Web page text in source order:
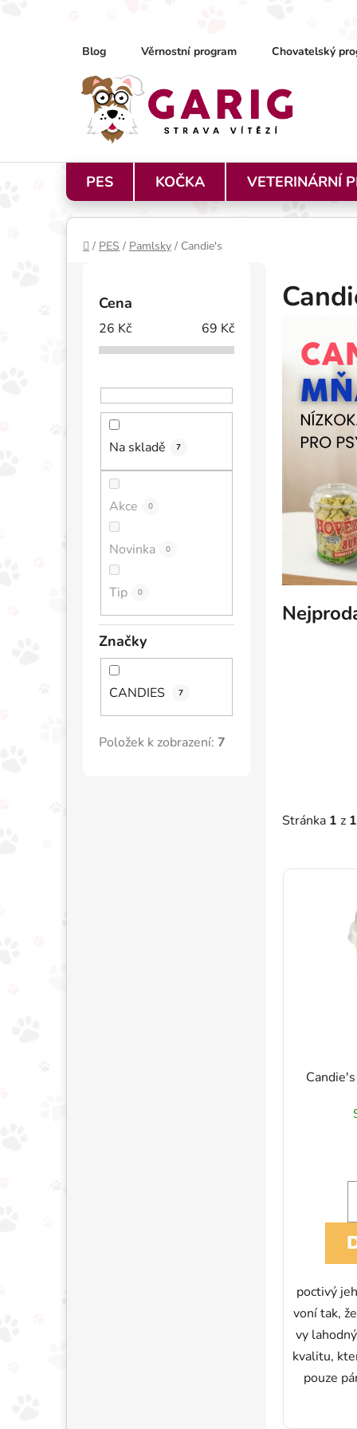
Přejít na obsahBlog Věrnostní program Chovatelský
PES KOČKA VETERINÁRNÍ
Domů
/ PES / Pamlsky / Candie's
Cena
26 Kč 69 Kč
Na skladě 7
Akce 0
Novinka 0
Tip 0
Značky
CANDIES 7
Položek k zobrazení: 7
Stránka 1 z 1
Výpis
poctivý
voní tak,
vy
kvalitu,
pouze